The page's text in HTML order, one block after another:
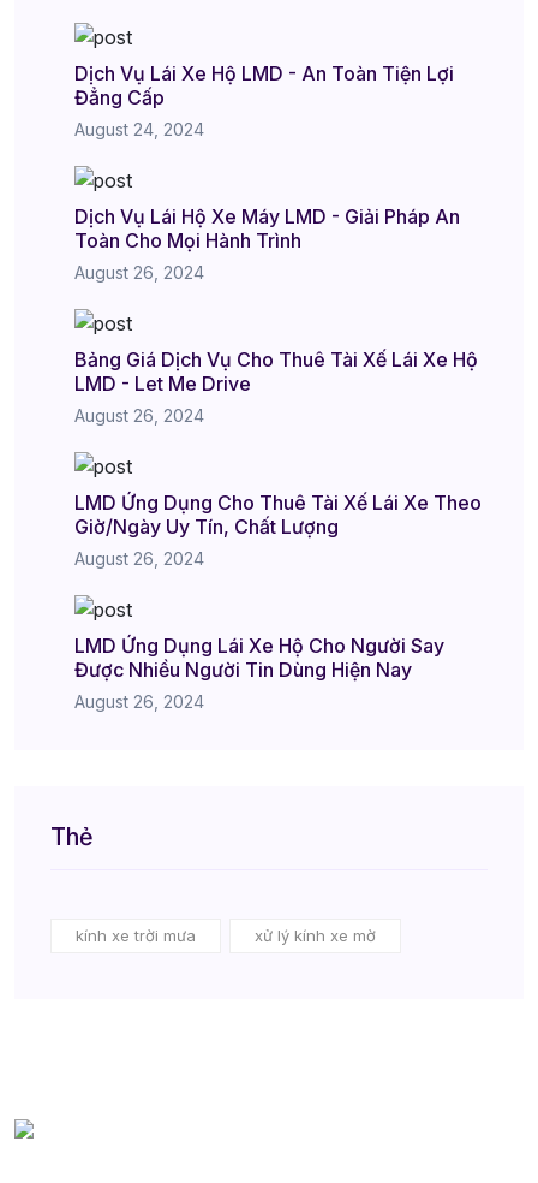
Dịch Vụ Lái Xe Hộ LMD - An Toàn Tiện Lợi
Đẳng Cấp
August 24, 2024
Dịch Vụ Lái Hộ Xe Máy LMD - Giải Pháp An
Toàn Cho Mọi Hành Trình
August 26, 2024
Bảng Giá Dịch Vụ Cho Thuê Tài Xế Lái Xe Hộ
LMD - Let Me Drive
August 26, 2024
LMD Ứng Dụng Cho Thuê Tài Xế Lái Xe Theo
Giờ/Ngày Uy Tín, Chất Lượng
August 26, 2024
LMD Ứng Dụng Lái Xe Hộ Cho Người Say
Được Nhiều Người Tin Dùng Hiện Nay
August 26, 2024
Thẻ
kính xe trời mưa xử lý kính xe mờ